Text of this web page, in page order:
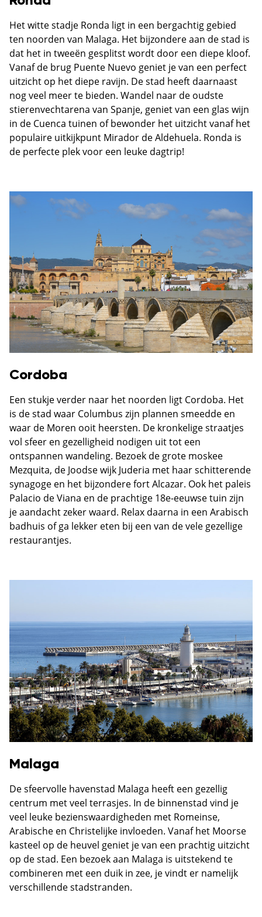
Het witte stadje Ronda ligt in een bergachtig gebied
ten noorden van Malaga. Het bijzondere aan de stad is
dat het in tweeën gesplitst wordt door een diepe kloof.
Vanaf de brug Puente Nuevo geniet je van een perfect
uitzicht op het diepe ravijn. De stad heeft daarnaast
nog veel meer te bieden. Wandel naar de oudste
stierenvechtarena van Spanje, geniet van een glas wijn
in de Cuenca tuinen of bewonder het uitzicht vanaf het
populaire uitkijkpunt Mirador de Aldehuela. Ronda is
de perfecte plek voor een leuke dagtrip!
Cordoba
Een stukje verder naar het noorden ligt Cordoba. Het
is de stad waar Columbus zijn plannen smeedde en
waar de Moren ooit heersten. De kronkelige straatjes
vol sfeer en gezelligheid nodigen uit tot een
ontspannen wandeling. Bezoek de grote moskee
Mezquita, de Joodse wijk Juderia met haar schitterende
synagoge en het bijzondere fort Alcazar. Ook het paleis
Palacio de Viana en de prachtige 18e-eeuwse tuin zijn
je aandacht zeker waard. Relax daarna in een Arabisch
badhuis of ga lekker eten bij een van de vele gezellige
restaurantjes.
Malaga
De sfeervolle havenstad Malaga heeft een gezellig
centrum met veel terrasjes. In de binnenstad vind je
veel leuke bezienswaardigheden met Romeinse,
Arabische en Christelijke invloeden. Vanaf het Moorse
kasteel op de heuvel geniet je van een prachtig uitzicht
op de stad. Een bezoek aan Malaga is uitstekend te
combineren met een duik in zee, je vindt er namelijk
verschillende stadstranden.